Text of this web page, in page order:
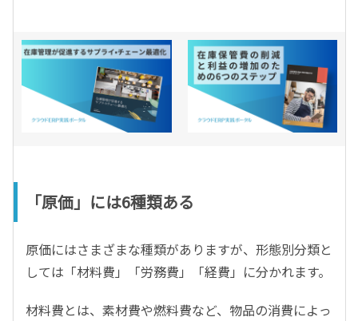
「原価」には6種類ある
原価にはさまざまな種類がありますが、形態別分類と
しては「材料費」「労務費」「経費」に分かれます。
材料費とは、素材費や燃料費など、物品の消費によっ